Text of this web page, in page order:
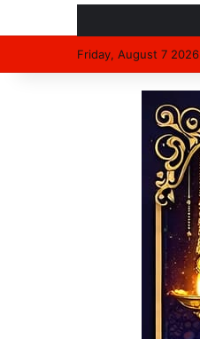
Friday, August 7 2026